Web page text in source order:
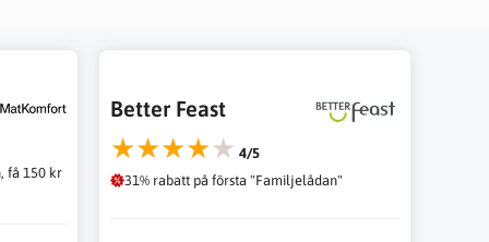
få 150 kr
Better Feast
★★★★★ 4/5
31% rabatt på första "Familjelådan"